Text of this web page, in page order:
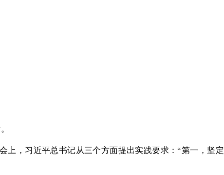
，习近平总书记从三个方面提出实践要求：“第一，坚